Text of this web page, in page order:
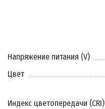
Напряжение питания (V)
Цвет
Индекс цветопередачи (CRI)